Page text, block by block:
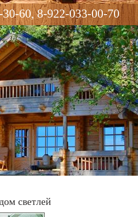
60, 8-922-033-00-70
светлей